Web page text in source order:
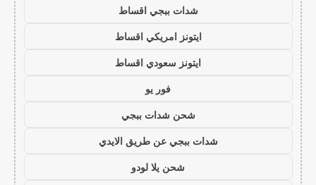
شدات ببجي اقساط
ايتونز امريكي اقساط
ايتونز سعودي اقساط
فور يو
شحن شدات ببجي
شدات ببجي عن طريق الايدي
شحن يلا لودو